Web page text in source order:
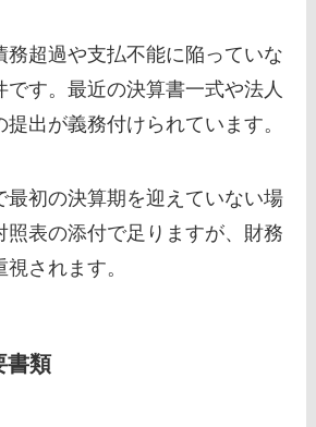
務超過や支払不能に陥っていな
です。最近の決算書一式や法人
出が義務付けられています。
最初の決算期を迎えていない場
照表の添付で足りますが、財務
されます。
書類